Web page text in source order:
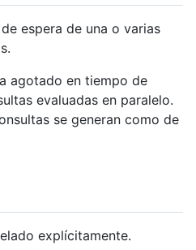
espera de una o varias
agotado en tiempo de
evaluadas en paralelo.
se generan como de
explícitamente.